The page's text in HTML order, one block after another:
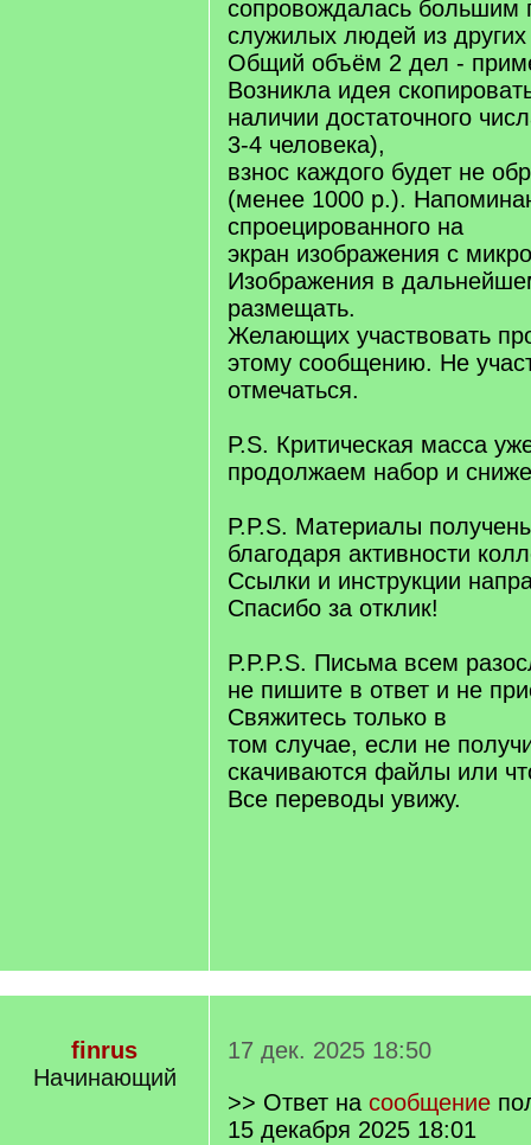
сопровождалась большим
служилых людей из других
Общий объём 2 дел -
Возникла идея
наличии достаточного
3-4 человека),
взнос каждого будет не
(менее 1000 р.).
спроецированного на
экран изображения с
Изображения в
размещать.
Желающих участвовать
этому сообщению. Не
отмечаться.
P.S. Критическая масса
продолжаем набор и
P.P.S. Материалы
благодаря активности
Ссылки и инструкции
Спасибо за отклик!
P.P.P.S. Письма всем
не пишите в ответ и не
Свяжитесь только в
том случае, если не
скачиваются файлы или
Все переводы увижу.
finrus
Начинающий
17 дек. 2025 18:50
>> Ответ на сообщение
15 декабря 2025 18:01